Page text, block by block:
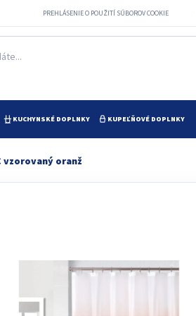
PREHLÁSENIE O POUŽITÍ SÚBOROV COOKIE
KUCHYNSKÉ DOPLNKY KUPEĽŇOVÉ DOPLNKY
vzorovaný oranž